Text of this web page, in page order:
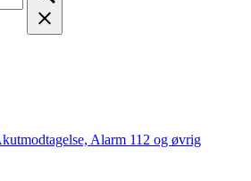
Alarm 112 og øvrig